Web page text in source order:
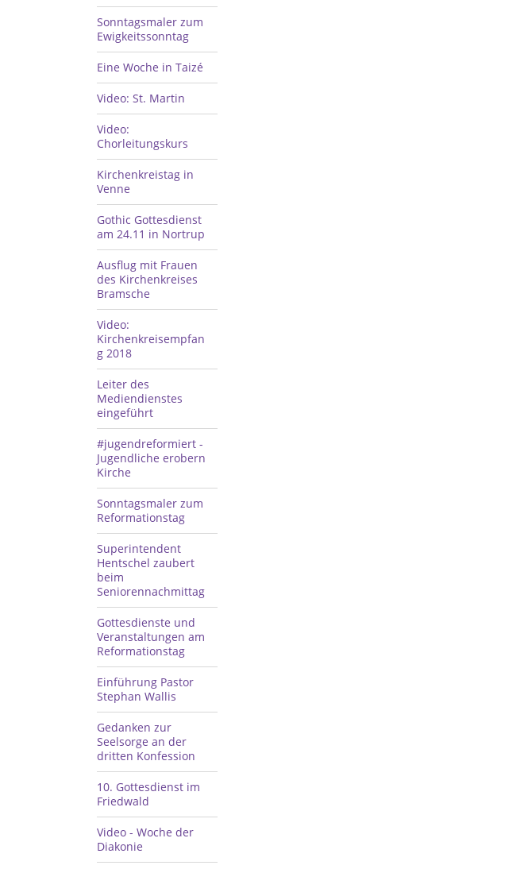
Sonntagsmaler zum
Ewigkeitssonntag
Eine Woche in Taizé
Video: St. Martin
Video:
Chorleitungskurs
Kirchenkreistag in
Venne
Gothic Gottesdienst
am 24.11 in Nortrup
Ausflug mit Frauen
des Kirchenkreises
Bramsche
Video:
Kirchenkreisempfan
g 2018
Leiter des
Mediendienstes
eingeführt
#jugendreformiert -
Jugendliche erobern
Kirche
Sonntagsmaler zum
Reformationstag
Superintendent
Hentschel zaubert
beim
Seniorennachmittag
Gottesdienste und
Veranstaltungen am
Reformationstag
Einführung Pastor
Stephan Wallis
Gedanken zur
Seelsorge an der
dritten Konfession
10. Gottesdienst im
Friedwald
Video - Woche der
Diakonie